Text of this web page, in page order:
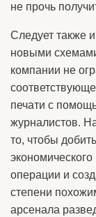
не прочь
Следует также
новыми
компании не
печати с
журналистов.
то, чтобы
операции и
степени
арсенала